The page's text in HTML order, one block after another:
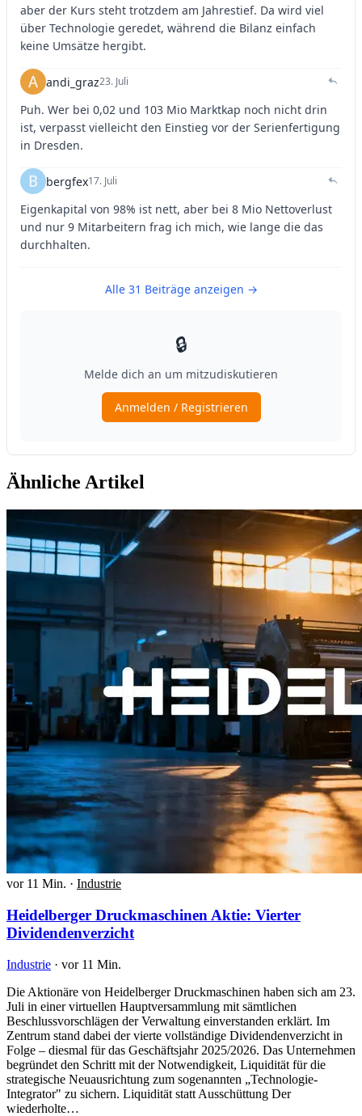
Ähnliche Artikel
vor 11 Min. · Industrie
Heidelberger Druckmaschinen Aktie: Vierter
Dividendenverzicht
Industrie · vor 11 Min.
Die Aktionäre von Heidelberger Druckmaschinen haben sich am 23.
Juli in einer virtuellen Hauptversammlung mit sämtlichen
Beschlussvorschlägen der Verwaltung einverstanden erklärt. Im
Zentrum stand dabei der vierte vollständige Dividendenverzicht in
Folge – diesmal für das Geschäftsjahr 2025/2026. Das Unternehmen
begründet den Schritt mit der Notwendigkeit, Liquidität für die
strategische Neuausrichtung zum sogenannten „Technologie-
Integrator" zu sichern. Liquidität statt Ausschüttung Der
wiederholte…